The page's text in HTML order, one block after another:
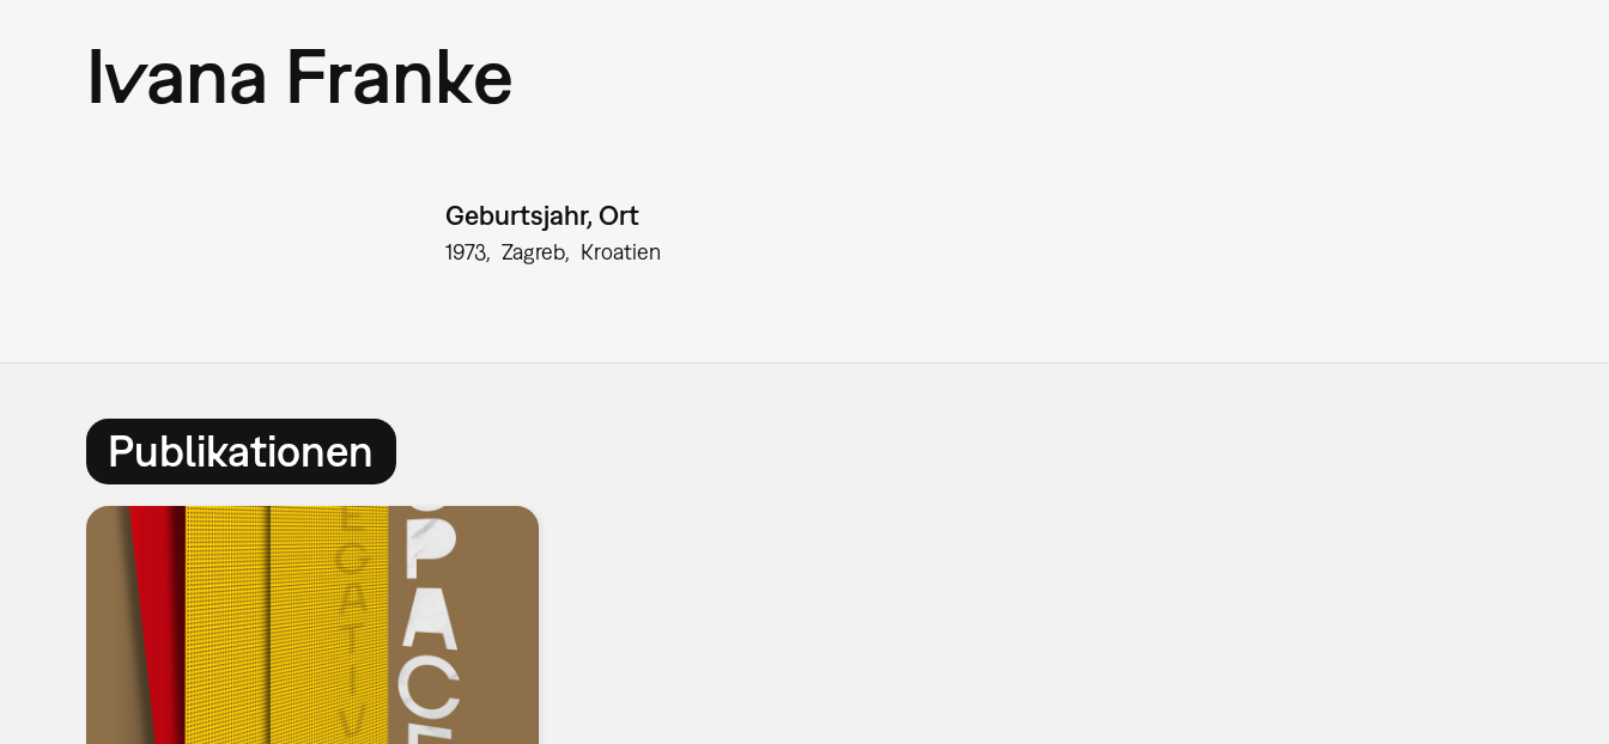
Ivana Franke
Geburtsjahr, Ort
1973 Zagreb Kroatien
Publikationen